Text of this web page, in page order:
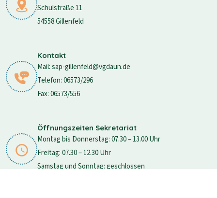
Schulstraße 11
54558 Gillenfeld
Kontakt
Mail: sap-gillenfeld@vgdaun.de
Telefon: 06573/296
Fax: 06573/556
Öffnungszeiten Sekretariat
Montag bis Donnerstag: 07.30 – 13.00 Uhr
Freitag: 07.30 – 12.30 Uhr
Samstag und Sonntag: geschlossen